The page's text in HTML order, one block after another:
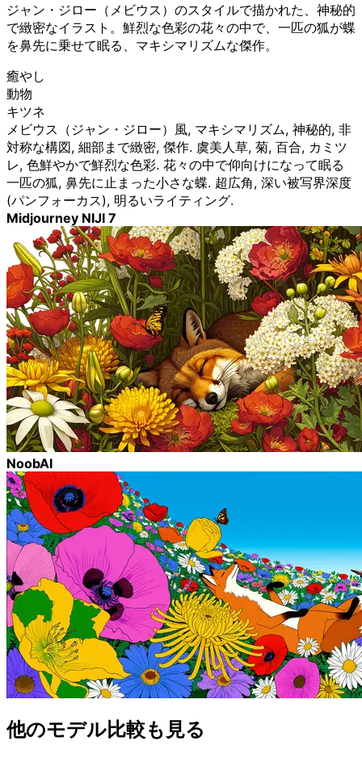
ジャン・ジロー（メビウス）のスタイルで描かれた、神秘的
で緻密なイラスト。鮮烈な色彩の花々の中で、一匹の狐が蝶
を鼻先に乗せて眠る、マキシマリズムな傑作。
癒やし
動物
キツネ
メビウス（ジャン・ジロー）風, マキシマリズム, 神秘的, 非
対称な構図, 細部まで緻密, 傑作. 虞美人草, 菊, 百合, カミツ
レ, 色鮮やかで鮮烈な色彩. 花々の中で仰向けになって眠る
一匹の狐, 鼻先に止まった小さな蝶. 超広角, 深い被写界深度
(パンフォーカス), 明るいライティング.
Midjourney NIJI 7
NoobAI
他のモデル比較も見る